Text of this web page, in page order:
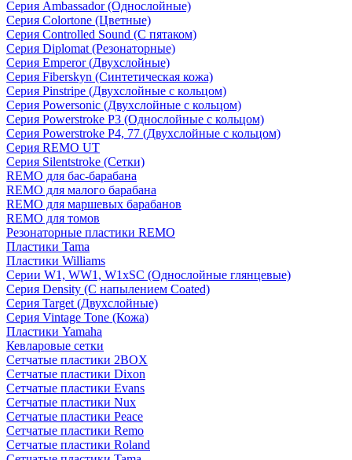
Серия Ambassador (Однослойные)
Серия Colortone (Цветные)
Серия Controlled Sound (С пятаком)
Серия Diplomat (Резонаторные)
Серия Emperor (Двухслойные)
Серия Fiberskyn (Синтетическая кожа)
Серия Pinstripe (Двухслойные с кольцом)
Серия Powersonic (Двухслойные с кольцом)
Серия Powerstroke P3 (Однослойные с кольцом)
Серия Powerstroke P4, 77 (Двухслойные с кольцом)
Серия REMO UT
Серия Silentstroke (Сетки)
REMO для бас-барабана
REMO для малого барабана
REMO для маршевых барабанов
REMO для томов
Резонаторные пластики REMO
Пластики Tama
Пластики Williams
Серии W1, WW1, W1xSC (Однослойные глянцевые)
Серия Density (C напылением Coated)
Серия Target (Двухслойные)
Серия Vintage Tone (Кожа)
Пластики Yamaha
Кевларовые сетки
Сетчатые пластики 2BOX
Сетчатые пластики Dixon
Сетчатые пластики Evans
Сетчатые пластики Nux
Сетчатые пластики Peace
Сетчатые пластики Remo
Сетчатые пластики Roland